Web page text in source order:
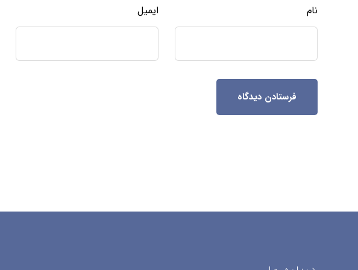
نام ایمیل
فرستادن دیدگاه